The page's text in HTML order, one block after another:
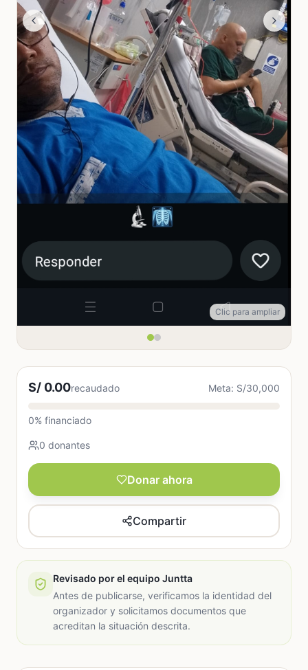
Clic para ampliar
S/ 0.00recaudado Meta: S/30,000
0% financiado
0 donantes
Donar ahora
Compartir
Revisado por el equipo Juntta
Antes de publicarse, verificamos la identidad del
organizador y solicitamos documentos que
acreditan la situación descrita.